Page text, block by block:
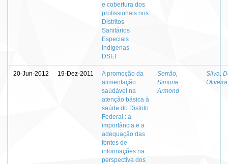
e cobertura dos
profissionais nos
Distritos
Sanitários
Especiais
Indígenas –
DSEI
20-Jun-2012 19-Dez-2011
A promoção da
alimentação
saúdável na
atenção básica à
saúde do Distrito
Federal : a
importância e a
adequação das
fontes de
informações na
perspectiva dos
Serrão,
Simone
Armond
Silva,